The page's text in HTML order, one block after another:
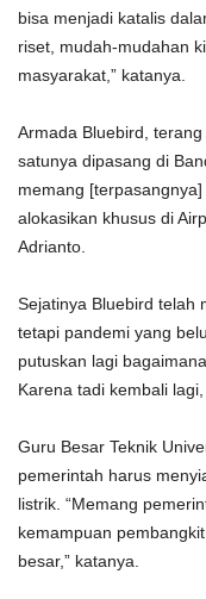
bisa menjadi katalis
riset, mudah-mudahan
masyarakat,” katanya.
Armada Bluebird,
satunya dipasang di
memang
alokasikan khusus di
Adrianto.
Sejatinya Bluebird telah
tetapi pandemi yang
putuskan lagi
Karena tadi kembali
Guru Besar Teknik
pemerintah harus
listrik. “Memang
kemampuan
besar,” katanya.